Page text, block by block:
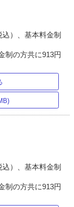
）、基本料金制
制の方共に913円
）、基本料金制
制の方共に913円